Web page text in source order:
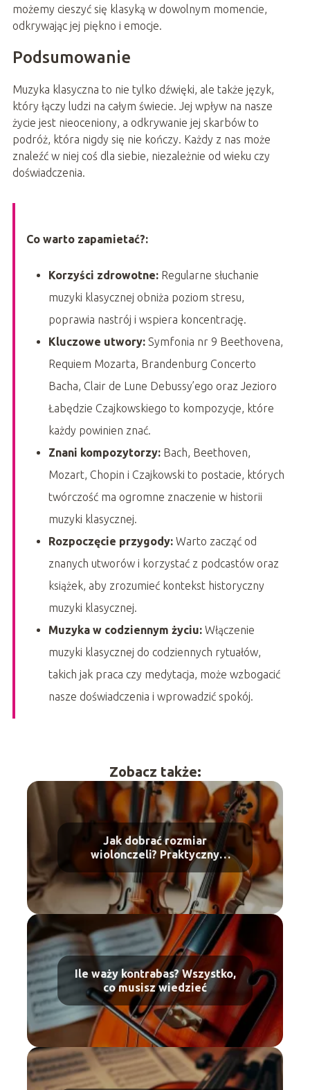
możemy cieszyć się klasyką w dowolnym momencie,
odkrywając jej piękno i emocje.
Podsumowanie
Muzyka klasyczna to nie tylko dźwięki, ale także język,
który łączy ludzi na całym świecie. Jej wpływ na nasze
życie jest nieoceniony, a odkrywanie jej skarbów to
podróż, która nigdy się nie kończy. Każdy z nas może
znaleźć w niej coś dla siebie, niezależnie od wieku czy
doświadczenia.
Co warto zapamietać?:
Korzyści zdrowotne:Regularne słuchanie
muzyki klasycznej obniża poziom stresu,
poprawia nastrój i wspiera koncentrację.
Kluczowe utwory:Symfonia nr 9 Beethovena,
Requiem Mozarta, Brandenburg Concerto
Bacha, Clair de Lune Debussy’ego oraz Jezioro
Łabędzie Czajkowskiego to kompozycje, które
każdy powinien znać.
Znani kompozytorzy:Bach, Beethoven,
Mozart, Chopin i Czajkowski to postacie, których
twórczość ma ogromne znaczenie w historii
muzyki klasycznej.
Rozpoczęcie przygody:Warto zacząć od
znanych utworów i korzystać z podcastów oraz
książek, aby zrozumieć kontekst historyczny
muzyki klasycznej.
Muzyka w codziennym życiu:Włączenie
muzyki klasycznej do codziennych rytuałów,
takich jak praca czy medytacja, może wzbogacić
nasze doświadczenia i wprowadzić spokój.
Zobacz także:
Jak dobrać rozmiar
wiolonczeli? Praktyczny
przewodnik dla muzyków
Ile waży kontrabas? Wszystko,
co musisz wiedzieć